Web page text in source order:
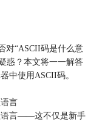
对“ASCII码是什么意
惑？本文将一一解答
中使用ASCII码。
言
语言——这不仅是新手